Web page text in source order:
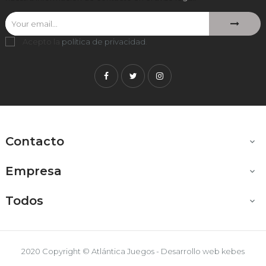
Acepto la política de privacidad
FacebookTwitterInstagram
Contacto 
Empresa 
Todos 
2020 Copyright © Atlántica Juegos - Desarrollo web kebes